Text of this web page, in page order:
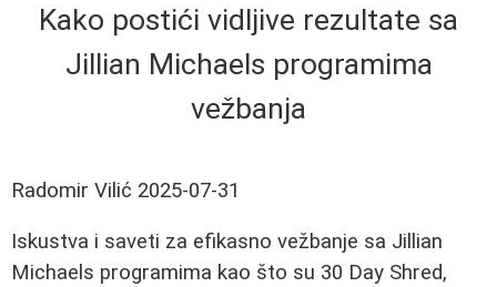
Kako postići vidljive rezultate sa
Jillian Michaels programima
vežbanja
Radomir Vilić 2025-07-31
Iskustva i saveti za efikasno vežbanje sa Jillian
Michaels programima kao što su 30 Day Shred,